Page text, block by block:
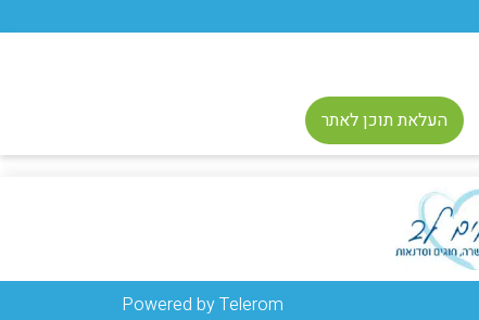
העלאת תוכן לאתר
Powered by Telerom